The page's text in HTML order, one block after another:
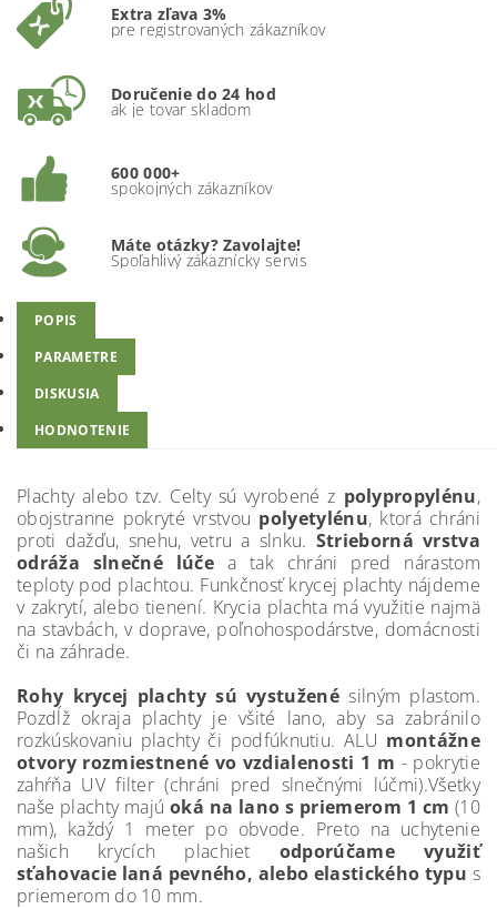
Extra zľava 3%
pre registrovaných zákazníkov
Doručenie do 24 hod
ak je tovar skladom
600 000+
spokojných zákazníkov
Máte otázky? Zavolajte!
Spoľahlivý zákaznícky servis
POPIS
PARAMETRE
DISKUSIA
HODNOTENIE
Plachty alebo tzv. Celty sú vyrobené z polypropylénu,
obojstranne pokryté vrstvou polyetylénu, ktorá chráni
proti dažďu, snehu, vetru a slnku. Strieborná vrstva
odráža slnečné lúče a tak chráni pred nárastom
teploty pod plachtou. Funkčnosť krycej plachty nájdeme
v zakrytí, alebo tienení. Krycia plachta má využitie najmä
na stavbách, v doprave, poľnohospodárstve, domácnosti
či na záhrade.
Rohy krycej plachty sú vystuženésilným plastom.
Pozdĺž okraja plachty je všité lano, aby sa zabránilo
rozkúskovaniu plachty či podfúknutiu. ALU montážne
otvory rozmiestnené vo vzdialenosti 1 m - pokrytie
zahŕňa UV filter (chráni pred slnečnými lúčmi).Všetky
naše plachty majú oká na lano s priemerom 1 cm (10
mm), každý 1 meter po obvode. Preto na uchytenie
našich krycích plachiet odporúčame využiť
sťahovacie laná pevného, alebo elastického typu s
priemerom do 10 mm.